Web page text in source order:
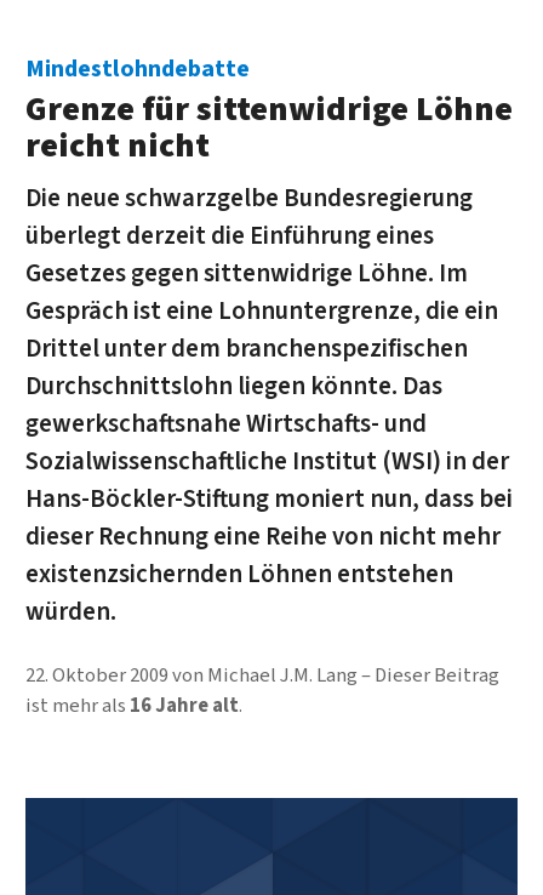
Mindestlohndebatte
Grenze für sittenwidrige Löhne
reicht nicht
Die neue schwarzgelbe Bundesregierung
überlegt derzeit die Einführung eines
Gesetzes gegen sittenwidrige Löhne. Im
Gespräch ist eine Lohnuntergrenze, die ein
Drittel unter dem branchenspezifischen
Durchschnittslohn liegen könnte. Das
gewerkschaftsnahe Wirtschafts- und
Sozialwissenschaftliche Institut (WSI) in der
Hans-Böckler-Stiftung moniert nun, dass bei
dieser Rechnung eine Reihe von nicht mehr
existenzsichernden Löhnen entstehen
würden.
22. Oktober 2009von Michael J.M. Lang
Dieser Beitrag
ist mehr als 16 Jahre alt.